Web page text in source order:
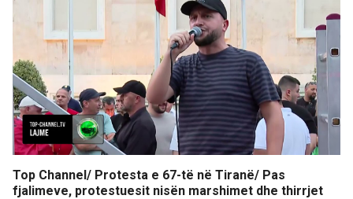
Top Channel/ Protesta e 67-të në Tiranë/ Pas
fjalimeve, protestuesit nisën marshimet dhe thirrjet